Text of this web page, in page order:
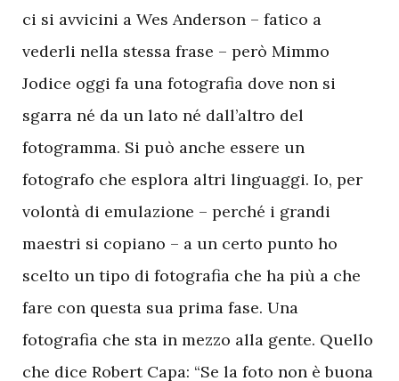
ci si avvicini a Wes Anderson – fatico a
vederli nella stessa frase – però Mimmo
Jodice oggi fa una fotografia dove non si
sgarra né da un lato né dall’altro del
fotogramma. Si può anche essere un
fotografo che esplora altri linguaggi. Io, per
volontà di emulazione – perché i grandi
maestri si copiano – a un certo punto ho
scelto un tipo di fotografia che ha più a che
fare con questa sua prima fase. Una
fotografia che sta in mezzo alla gente. Quello
che dice Robert Capa: “Se la foto non è buona